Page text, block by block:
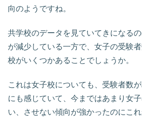
向のようですね。
共学校のデータを見ていてきになる
が減少している一方で、女子の受験
校がいくつかあることでしょうか。
これは女子校についても、受験者数
にも感じていて、今まではあまり女
い、させない傾向が強かったのにこ